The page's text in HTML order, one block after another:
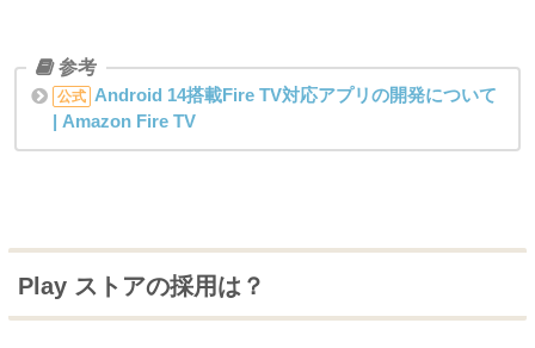
公式 Android 14搭載Fire TV対応アプリの開発について
| Amazon Fire TV
Play ストアの採用は？